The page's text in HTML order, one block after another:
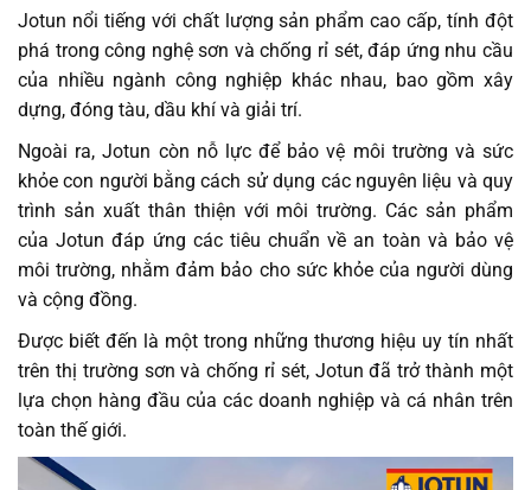
Jotun nổi tiếng với chất lượng sản phẩm cao cấp, tính đột
phá trong công nghệ sơn và chống rỉ sét, đáp ứng nhu cầu
của nhiều ngành công nghiệp khác nhau, bao gồm xây
dựng, đóng tàu, dầu khí và giải trí.
Ngoài ra, Jotun còn nỗ lực để bảo vệ môi trường và sức
khỏe con người bằng cách sử dụng các nguyên liệu và quy
trình sản xuất thân thiện với môi trường. Các sản phẩm
của Jotun đáp ứng các tiêu chuẩn về an toàn và bảo vệ
môi trường, nhằm đảm bảo cho sức khỏe của người dùng
và cộng đồng.
Được biết đến là một trong những thương hiệu uy tín nhất
trên thị trường sơn và chống rỉ sét, Jotun đã trở thành một
lựa chọn hàng đầu của các doanh nghiệp và cá nhân trên
toàn thế giới.